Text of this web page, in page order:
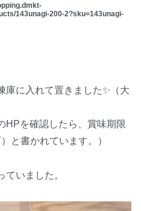
143unagi-200-2?sku=143unagi-
庫に入れて置きました✨（大
HPを確認したら、賞味期限
と書かれています。）
ていました。